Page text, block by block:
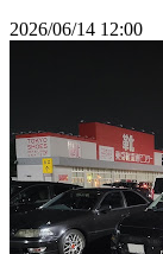
2026/06/14 12:00